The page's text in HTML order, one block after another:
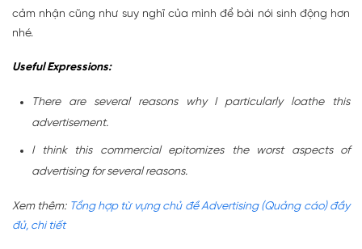
cảm nhận cũng như suy nghĩ của mình để bài nói sinh động hơn
nhé.
Useful Expressions:
There are several reasons why I particularly loathe this
advertisement.
I think this commercial epitomizes the worst aspects of
advertising for several reasons.
Xem thêm: Tổng hợp từ vựng chủ đề Advertising (Quảng cáo) đầy
đủ, chi tiết